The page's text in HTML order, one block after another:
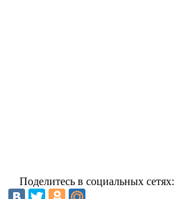
Поделитесь в социальных сетях: